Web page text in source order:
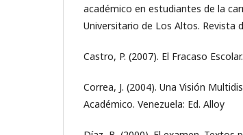
académico en estudiantes de la
Universitario de Los Altos. Revista
Castro, P. (2007). El Fracaso
Correa, J. (2004). Una Visión
Académico. Venezuela: Ed. Alloy